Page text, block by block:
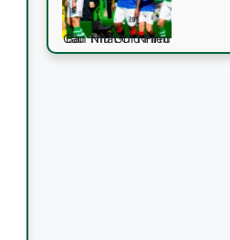
Cầu Thủ Ghi Nhiều Bàn Nhất Old Firm